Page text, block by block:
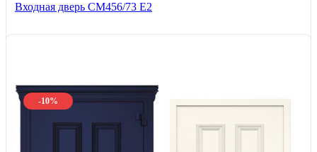
Входная дверь СМ456/73 Е2
-10%